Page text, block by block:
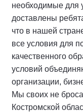
необходимые для
доставлены
что в нашей
все условия для
качественного
условий
организации,
Мы своих не
Костромской